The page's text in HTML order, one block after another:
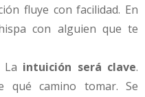
fluye con facilidad. En
con alguien que te
intuición será clave.
qué camino tomar. Se